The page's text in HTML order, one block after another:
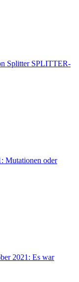
SplitterSPLITTER-
Mutationen oder
2021: Es war